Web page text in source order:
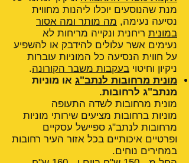
מנת שהנוסעים יוכלו ליהנות מחווית
נסיעה נעימה, מה מותר ומה אסור
במונית ריחנית ונקייה מריחות לא
נעימים אשר עלולים להידבק או להשפיע
על חווית הנסיעה כל המוניות עוברות
ניקיון וחיטוי בעקבות משבר הקורונה.
מונית מרחובות לנתב"ג או מוניות
מנתב"ג לרחובות.
מונית מרחובות לשדה התעופה
מוניות ברחובות מציעים שירותי מוניות
מרחובות לנתב"ג ספיישל עסקיים
ופרטיים איכותיים בכל אזור העיר רחובות
במחירים נוחים.